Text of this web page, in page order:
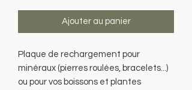
Ajouter au panier
Plaque de rechargement pour
minéraux (pierres roulées, bracelets...)
ou pour vos boissons et plantes